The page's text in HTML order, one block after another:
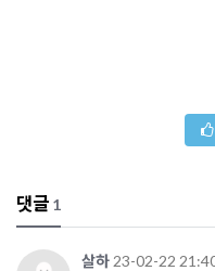
댓글 1
살하 23-02-22